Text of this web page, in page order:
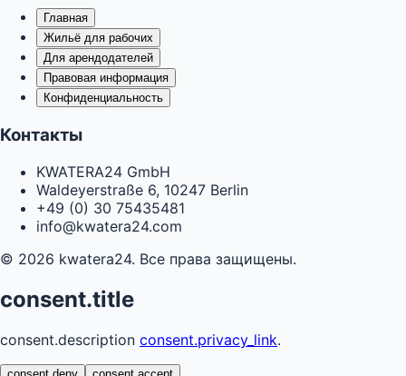
Главная
Жильё для рабочих
Для арендодателей
Правовая информация
Конфиденциальность
Контакты
KWATERA24 GmbH
Waldeyerstraße 6, 10247 Berlin
+49 (0) 30 75435481
info@kwatera24.com
© 2026 kwatera24. Все права защищены.
consent.title
consent.description consent.privacy_link.